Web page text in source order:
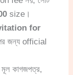
size।
for
জন্য official
কাগজপত্র,